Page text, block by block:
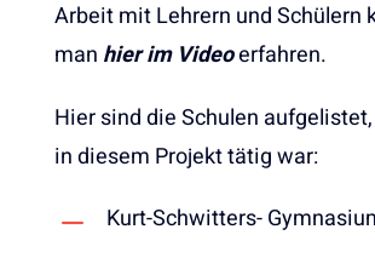
Arbeit mit Lehrern und Schülern
man hier im Videoerfahren.
Hier sind die Schulen
in diesem Projekt tätig war:
Kurt-Schwitters-